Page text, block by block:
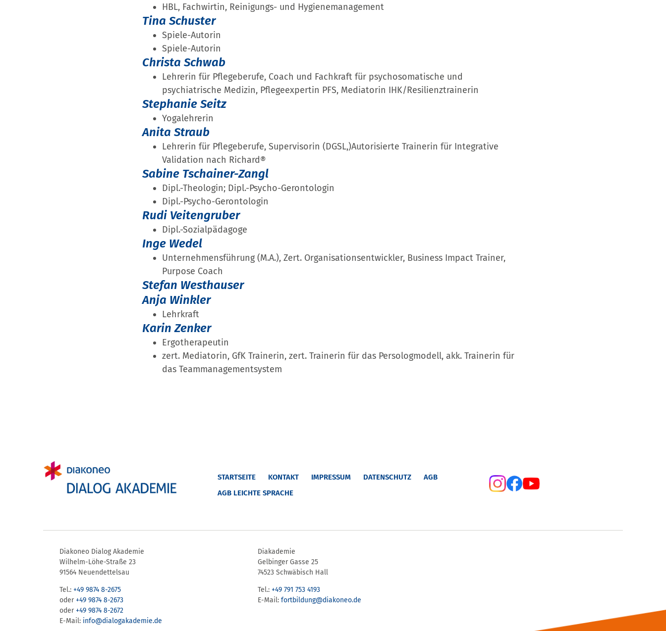
HBL, Fachwirtin, Reinigungs- und Hygienemanagement
Tina Schuster
Spiele-Autorin
Spiele-Autorin
Christa Schwab
Lehrerin für Pflegeberufe, Coach und Fachkraft für psychosomatische und
psychiatrische Medizin, Pflegeexpertin PFS, Mediatorin IHK/Resilienztrainerin
Stephanie Seitz
Yogalehrerin
Anita Straub
Lehrerin für Pflegeberufe, Supervisorin (DGSL,)Autorisierte Trainerin für Integrative
Validation nach Richard®
Sabine Tschainer-Zangl
Dipl.-Theologin; Dipl.-Psycho-Gerontologin
Dipl.-Psycho-Gerontologin
Rudi Veitengruber
Dipl.-Sozialpädagoge
Inge Wedel
Unternehmensführung (M.A.), Zert. Organisationsentwickler, Business Impact Trainer,
Purpose Coach
Stefan Westhauser
Anja Winkler
Lehrkraft
Karin Zenker
Ergotherapeutin
zert. Mediatorin, GfK Trainerin, zert. Trainerin für das Persologmodell, akk. Trainerin für
das Teammanagementsystem
STARTSEITE KONTAKT IMPRESSUM DATENSCHUTZ
AGB
AGB LEICHTE SPRACHE
Diakoneo Dialog Akademie
Wilhelm-Löhe-Straße 23
91564 Neuendettelsau
Tel.:+49 9874 8-2675
oder+49 9874 8-2673
oder+49 9874 8-2672
E-Mail: info@dialogakademie.de
Diakademie
Gelbinger Gasse 25
74523 Schwäbisch Hall
Tel.:+49 791 753 4193
E-Mail:fortbildung@diakoneo.de